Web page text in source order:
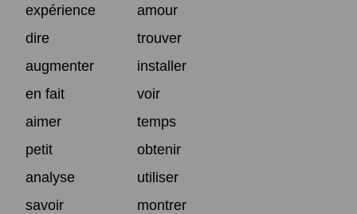
expérience
amour
dire
trouver
augmenter
installer
en fait
voir
aimer
temps
petit
obtenir
analyse
utiliser
savoir
montrer